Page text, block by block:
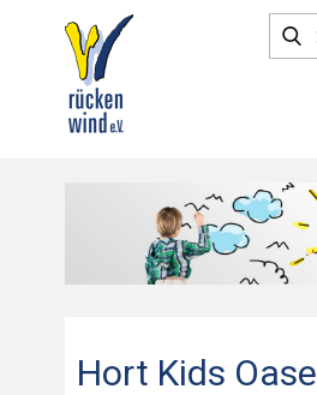
Hort Kids Oase